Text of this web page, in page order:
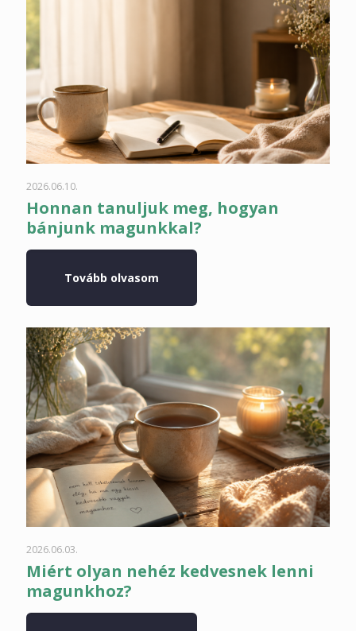
2026.06.10.
Honnan tanuljuk meg, hogyan
bánjunk magunkkal?
Tovább olvasom
2026.06.03.
Miért olyan nehéz kedvesnek lenni
magunkhoz?